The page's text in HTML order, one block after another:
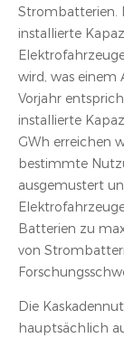
Strombatterien.
installierte
wird, was einem
Vorjahr
installierte
GWh erreichen
bestimmte
ausgemustert
Batterien zu
von
Die
hauptsächlich